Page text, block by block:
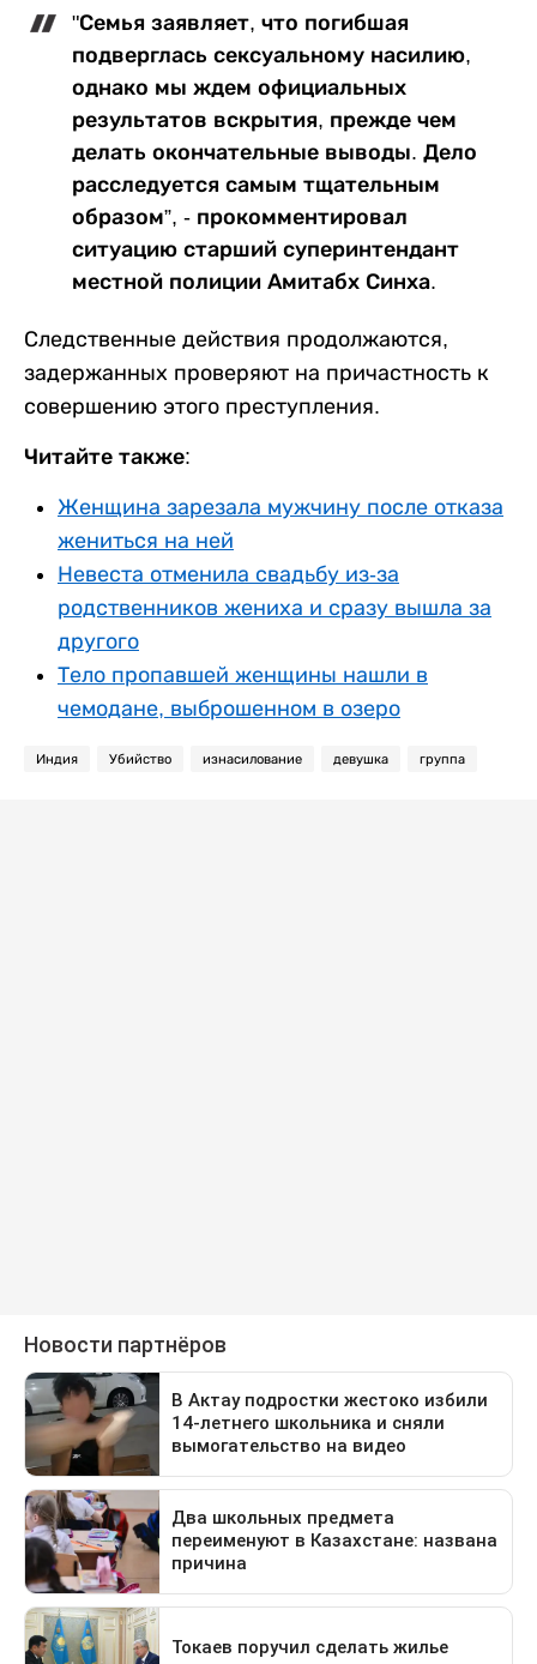
"Семья заявляет, что погибшая
подверглась сексуальному насилию,
однако мы ждем официальных
результатов вскрытия, прежде чем
делать окончательные выводы. Дело
расследуется самым тщательным
образом”, - прокомментировал
ситуацию старший суперинтендант
местной полиции Амитабх Синха.
Следственные действия продолжаются,
задержанных проверяют на причастность к
совершению этого преступления.
Читайте также:
Женщина зарезала мужчину после отказа
жениться на ней
Невеста отменила свадьбу из-за
родственников жениха и сразу вышла за
другого
Тело пропавшей женщины нашли в
чемодане, выброшенном в озеро
Индия Убийство изнасилование девушка группа